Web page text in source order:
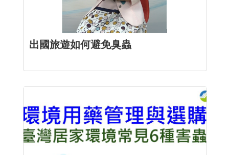
出國旅遊如何避免臭蟲